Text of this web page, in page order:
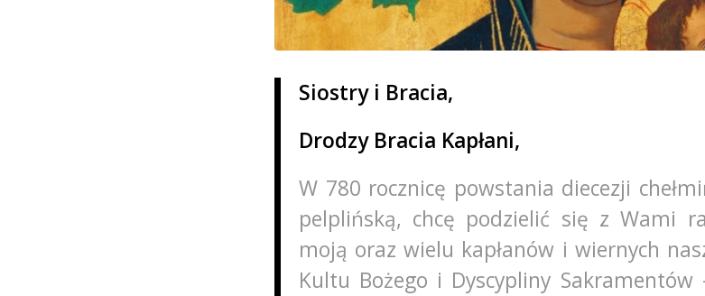
Siostry i Bracia,
Drodzy Bracia Kapłani,
W 780 rocznicę powstania diecezji
pelplińską, chcę podzielić się z Wami
moją oraz wielu kapłanów i wiernych
Kultu Bożego i Dyscypliny